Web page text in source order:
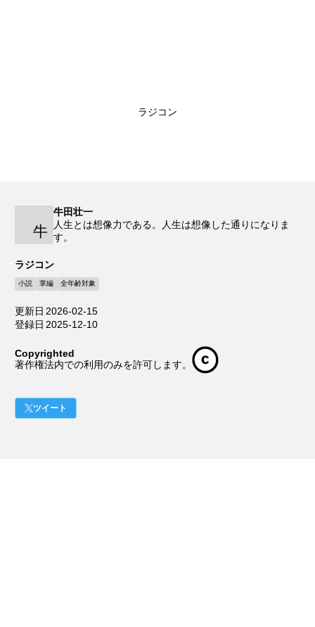
ラジコン
牛
牛田壮一
人生とは想像力である。人生は想像した通りになりま
す。
ラジコン
小説 掌編 全年齢対象
更新日 2026-02-15
登録日 2025-12-10
Copyrighted
著作権法内での利用のみを許可します。
ツイート